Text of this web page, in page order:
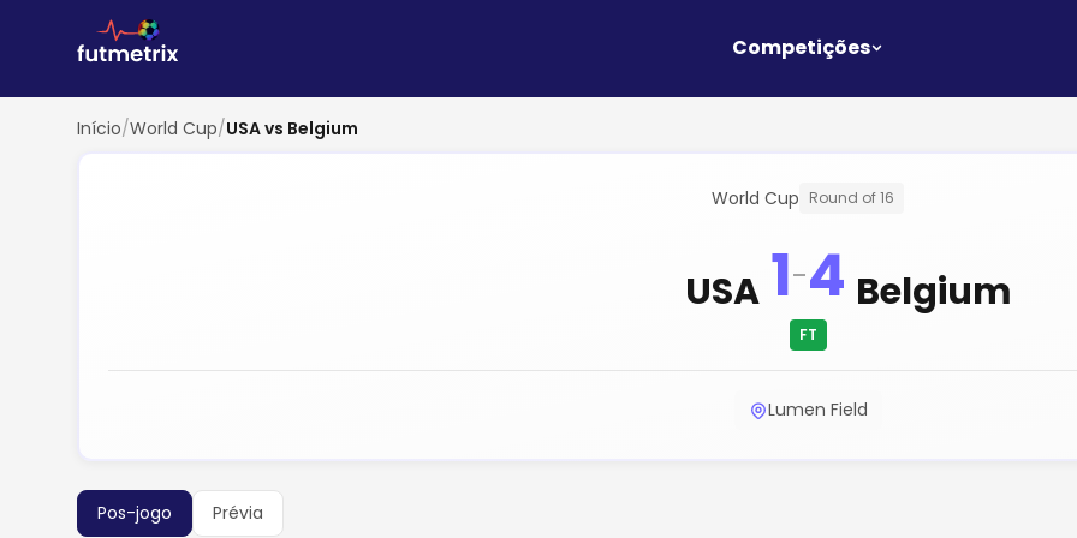
Competições
Início/World Cup/USA vs Belgium
World Cup Round of 16
USA 1-4
FT
Belgium
Lumen Field
Pos-jogo Prévia